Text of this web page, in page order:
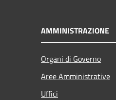
AMMINISTRAZIONE
Organi di Governo
Aree Amministrative
Uffici